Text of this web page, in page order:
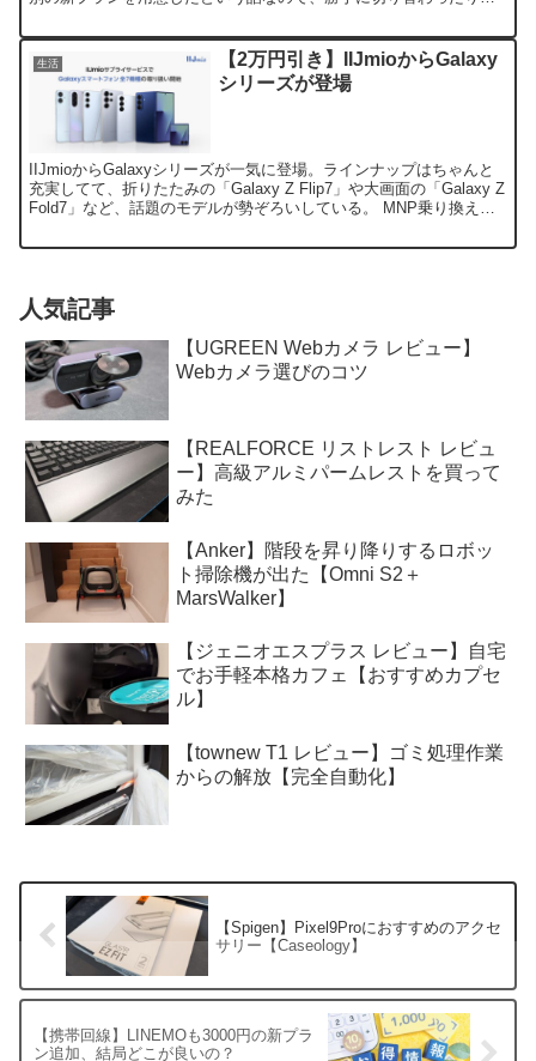
生活
【2万円引き】IIJmioからGalaxy
シリーズが登場
IIJmioからGalaxyシリーズが一気に登場。ラインナップはちゃんと
充実してて、折りたたみの「Galaxy Z Flip7」や大画面の「Galaxy Z
Fold7」など、話題のモデルが勢ぞろいしている。 MNP乗り換えで
人気記事
【UGREEN Webカメラ レビュー】
Webカメラ選びのコツ
【REALFORCE リストレスト レビュ
ー】高級アルミパームレストを買って
みた
【Anker】階段を昇り降りするロボッ
ト掃除機が出た【Omni S2＋
MarsWalker】
【ジェニオエスプラス レビュー】自宅
でお手軽本格カフェ【おすすめカプセ
ル】
【townew T1 レビュー】ゴミ処理作業
からの解放【完全自動化】
【Spigen】Pixel9Proにおすすめのアクセ
サリー【Caseology】
【携帯回線】LINEMOも3000円の新プラ
ン追加、結局どこが良いの？